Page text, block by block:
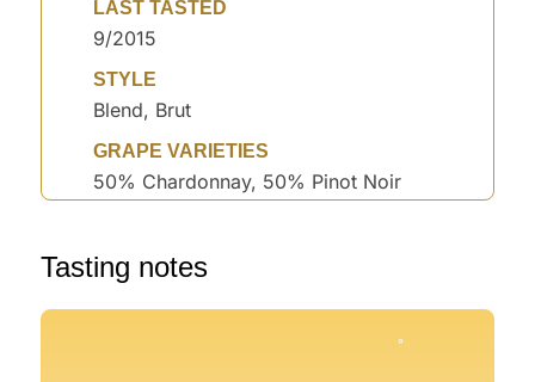
LAST TASTED
9/2015
STYLE
Blend, Brut
GRAPE VARIETIES
50% Chardonnay, 50% Pinot Noir
Tasting notes
° ° °